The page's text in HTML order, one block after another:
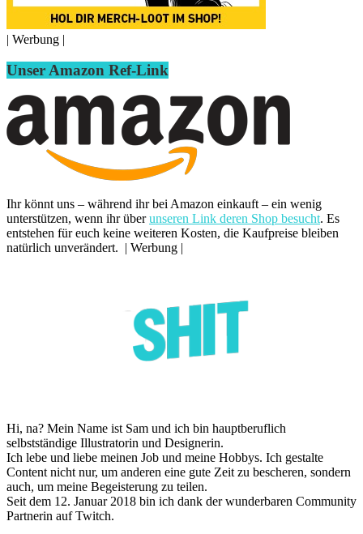
| Werbung |
Unser Amazon Ref-Link
Ihr könnt uns – während ihr bei Amazon einkauft – ein wenig
unterstützen, wenn ihr überunseren Link deren Shop besucht. Es
entstehen für euch keine weiteren Kosten, die Kaufpreise bleiben
natürlich unverändert. | Werbung |
Hi, na? Mein Name ist Sam und ich bin hauptberuflich
selbstständige Illustratorin und Designerin.
Ich lebe und liebe meinen Job und meine Hobbys. Ich gestalte
Content nicht nur, um anderen eine gute Zeit zu bescheren, sondern
auch, um meine Begeisterung zu teilen.
Seit dem 12. Januar 2018 bin ich dank der wunderbaren Community
Partnerin auf Twitch.